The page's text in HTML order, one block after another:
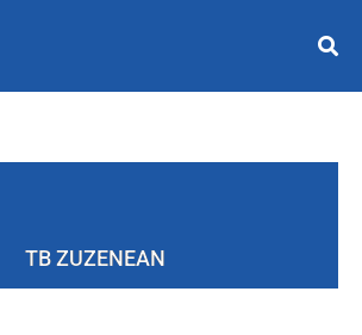
TB ZUZENEAN